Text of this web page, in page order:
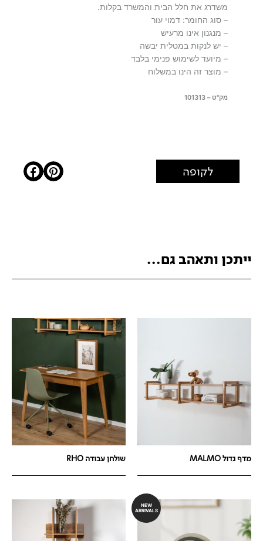
משדרג את חלל הבית והמשרד בקלות.
– סוג החומר: דמוי עור
– מנגנון אינו מרעיש
– יש לנקות במטלית יבשה
– מיועד לשימוש פנימי בלבד
– מוצר זה הינו במשלוח
מק"ט – 101313
לקופה
ייתכן ותאהב גם...
מדף גדול MALMO שולחן עבודה RHO
NEW
ARRIVALS